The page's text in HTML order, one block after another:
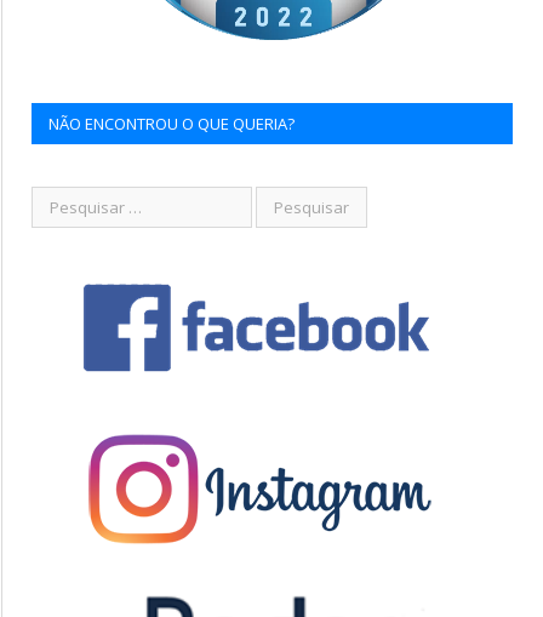
NÃO ENCONTROU O QUE QUERIA?